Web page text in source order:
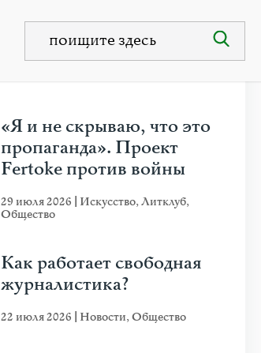
«Я и не скрываю, что это
пропаганда». Проект
Fertoke против войны
29 июля 2026 Искусство,Литклуб,
Общество
Как работает свободная
журналистика?
22 июля 2026 Новости,Общество